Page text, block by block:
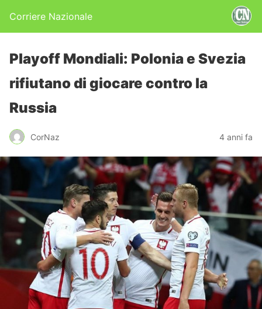
Corriere Nazionale
Playoff Mondiali: Polonia e Svezia
rifiutano di giocare contro la
Russia
CorNaz 4 anni fa